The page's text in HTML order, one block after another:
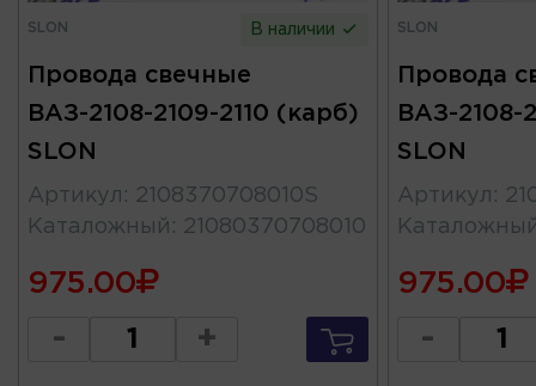
SLON В наличии
Провода свечные
ВАЗ-2108-2109-2110 (карб)
SLON
Артикул : 2108370708010S
Каталожный : 21080370708010
975.00
- +
SLON
Провода
ВАЗ-2108-
SLON
Артикул :
975.00
-